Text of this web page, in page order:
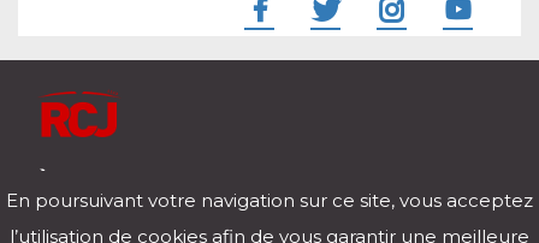
Télécharger notre application pour iOs et Android
En poursuivant votre navigation sur ce site, vous acceptez
l’utilisation de cookies afin de vous garantir une meilleure